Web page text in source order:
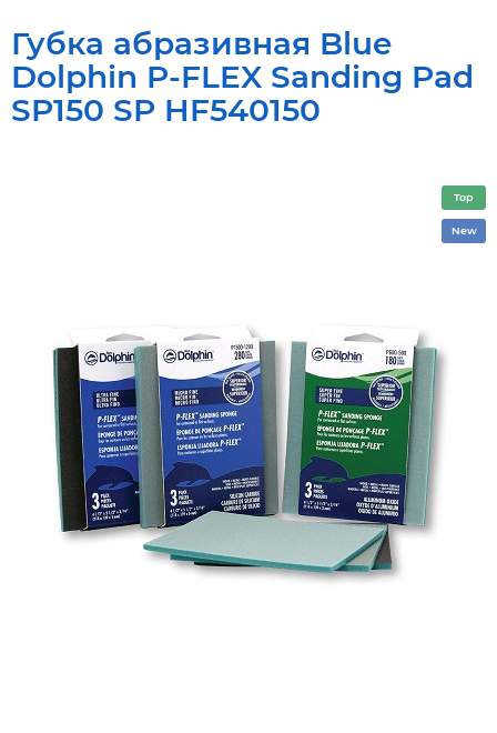
Губка абразивная Blue
Dolphin P-FLEX Sanding Pad
SP150 SP HF540150
Top
New